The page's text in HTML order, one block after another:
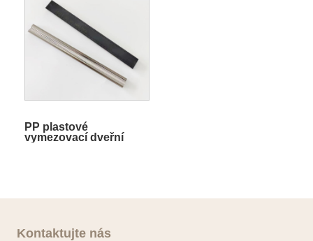
PP plastové
vymezovací dveřní
Kontaktujte nás